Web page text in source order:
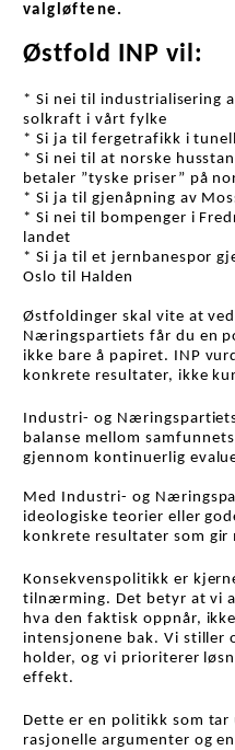
valgløftene.
Østfold INP vil:
* Si nei til industrialisering
solkraft i vårt fylke
* Si ja til fergetrafikk i
* Si nei til at norske
betaler ”tyske priser” på
* Si ja til gjenåpning av
* Si nei til bompenger i
landet
* Si ja til et jernbanespor
Oslo til Halden
Østfoldinger skal vite at
Næringspartiets får du en
ikke bare å papiret. INP
konkrete resultater, ikke
Industri- og
balanse mellom
gjennom kontinuerlig
Med Industri- og
ideologiske teorier eller
konkrete resultater som gir
Konsekvenspolitikk er
tilnærming. Det betyr at vi
hva den faktisk oppnår,
intensjonene bak. Vi stiller
holder, og vi prioriterer
effekt.
Dette er en politikk som
rasjonelle argumenter og